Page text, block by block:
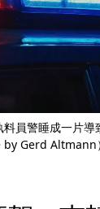
員警睡成一片
Gerd Altmann）